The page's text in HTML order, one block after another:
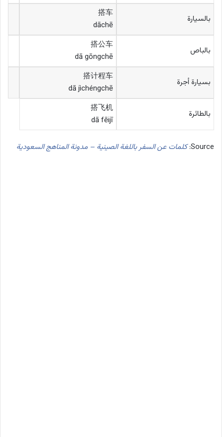
بالسيارة
搭车
dāchē
بالباص
搭公车
dā gōngchē
بسيارة أجرة
搭计程车
dā jìchéngchē
بالطائرة
搭飞机
dā fēijī
Source: كلمات عن السفر باللغة الصينية – مدونة المناهج السعودية